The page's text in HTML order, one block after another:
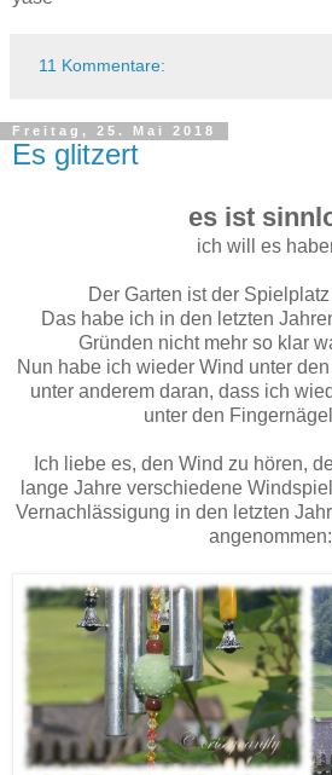
11 Kommentare:
Freitag, 25. Mai 2018
Es glitzert
es ist
ich will es
Der Garten ist der
Das habe ich in den letzten
Gründen nicht mehr so klar
Nun habe ich wieder Wind unter
unter anderem daran, dass ich
unter den
Ich liebe es, den Wind zu hören,
lange Jahre verschiedene
Vernachlässigung in den letzten
angenommen: